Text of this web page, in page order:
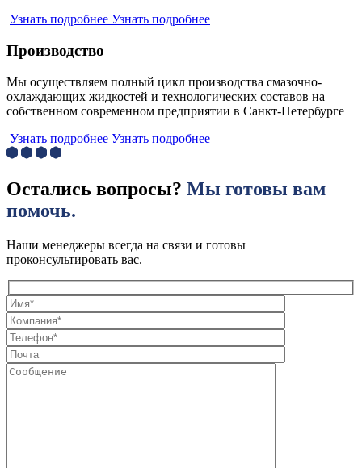
Узнать подробнее Узнать подробнее
Производство
Мы осуществляем полный цикл производства смазочно-
охлаждающих жидкостей и технологических составов на
собственном современном предприятии в Санкт-Петербурге
Узнать подробнее Узнать подробнее
Остались вопросы? Мы готовы вам
помочь.
Наши менеджеры всегда на связи и готовы
проконсультировать вас.